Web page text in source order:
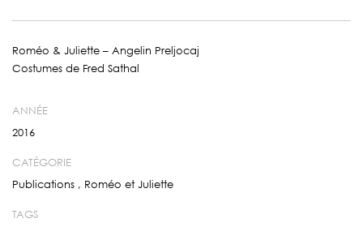
Roméo & Juliette – Angelin Preljocaj
Costumes de Fred Sathal
ANNÉE
2016
CATÉGORIE
Publications , Roméo et Juliette
TAGS